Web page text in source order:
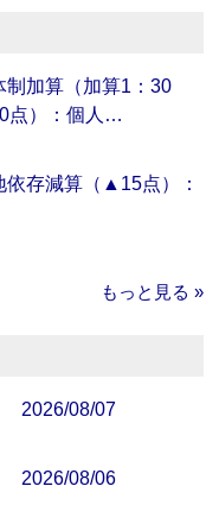
制加算（加算1：30
点）：個人…
依存減算（▲15点）：
もっと見る »
2026/08/07
2026/08/06